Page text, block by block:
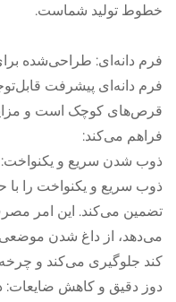
خطوط تولید شماست.
فرم دانه‌ای: طراحی‌شده
فرم دانه‌ای پیشرفت
قرص‌های کوچک است و
فراهم می‌کند:
ذوب شدن سریع و یکنواخت:
ذوب سریع و یکنواخت را با
تضمین می‌کند. این امر
می‌دهد، از داغ شدن
کند جلوگیری می‌کند و
دوز دقیق و کاهش ضایعات: